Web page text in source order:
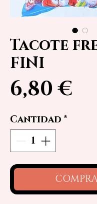
Tacote
FINI
6,80 €
Cantidad *